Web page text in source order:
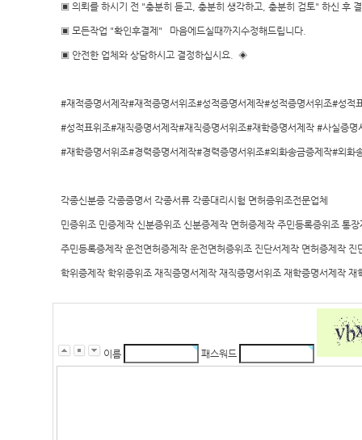
▣ 의뢰를 하시기 전 "충분히 듣고, 충분히 생각하고, 충분히 검토" 하신 후
▣ 모든작업 "확인후결제" 마음에드실때까지수정해드립니다.
▣ 안전한 업체와 상담하시고 결정하십시요. ◈
#재적증명서제작#재적증명서위조#성적증명서제작#성적증명서위조#성적
#성적표위조#재직증명서제작#재직증명서위조#재학증명서제작 #사실증명
#재학증명서위조#경력증명서제작#경력증명서위조#외화송금증제작#외화
각종신분증 각종증명서 각종서류 각종대리시험 면허증위조전문업체
민증위조 민증제작 신분증위조 신분증제작 면허증제작 주민등록증위조 통
주민등록증제작 운전면허증제작 운전면허증위조 진단서제작 면허증제작 진
학위증제작 학위증위조 재직증명서제작 재직증명서위조 재학증명서제작 재
이름 패스워드